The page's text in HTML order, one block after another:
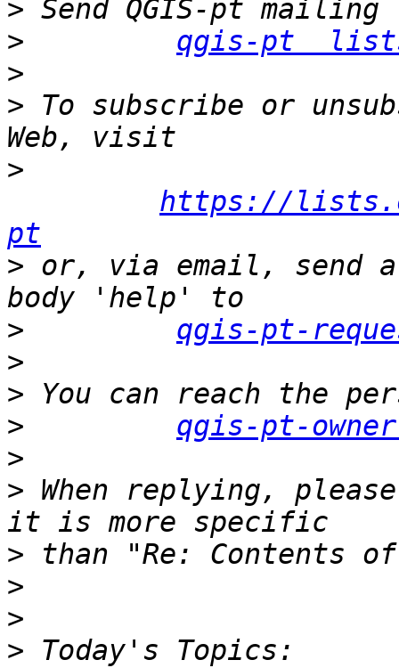
>
>
qgis-pt
>
> To subscribe or
>
https://
pt
> or, via email, send a
>
qgis-pt-
>
>
>
qgis-pt-
>
> When replying,
>
>
>
>